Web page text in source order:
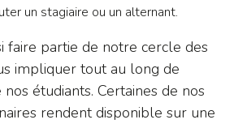
un stagiaire ou un alternant.
faire partie de notre cercle des
impliquer tout au long de
nos étudiants. Certaines de nos
rendent disponible sur une